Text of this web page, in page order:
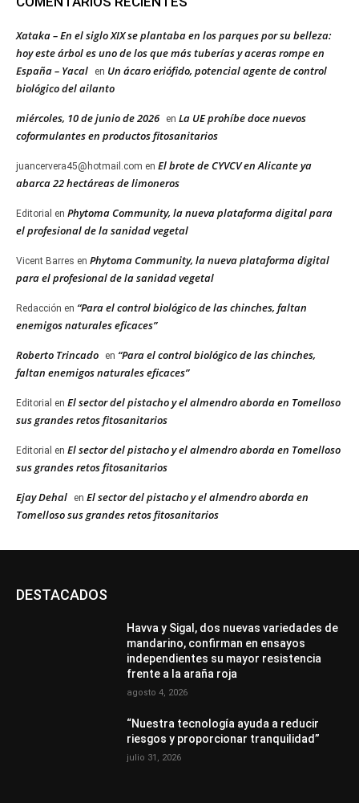
Xataka – En el siglo XIX se plantaba en los parques por su belleza:
hoy este árbol es uno de los que más tuberías y aceras rompe en
España – Yacal
en Un ácaro eriófido, potencial agente de control
biológico del ailanto
miércoles, 10 de junio de 2026 en La UE prohíbe doce nuevos
coformulantes en productos fitosanitarios
juancervera45@hotmail.com en El brote de CYVCV en Alicante ya
abarca 22 hectáreas de limoneros
Editorial en Phytoma Community, la nueva plataforma digital para
el profesional de la sanidad vegetal
Vicent Barres en Phytoma Community, la nueva plataforma digital
para el profesional de la sanidad vegetal
Redacción en “Para el control biológico de las chinches, faltan
enemigos naturales eficaces”
Roberto Trincado en “Para el control biológico de las chinches,
faltan enemigos naturales eficaces”
Editorial en El sector del pistacho y el almendro aborda en Tomelloso
sus grandes retos fitosanitarios
Editorial en El sector del pistacho y el almendro aborda en Tomelloso
sus grandes retos fitosanitarios
Ejay Dehal en El sector del pistacho y el almendro aborda en
Tomelloso sus grandes retos fitosanitarios
DESTACADOS
Havva y Sigal, dos nuevas variedades de
mandarino, confirman en ensayos
independientes su mayor resistencia
frente a la araña roja
agosto 4, 2026
“Nuestra tecnología ayuda a reducir
riesgos y proporcionar tranquilidad”
julio 31, 2026